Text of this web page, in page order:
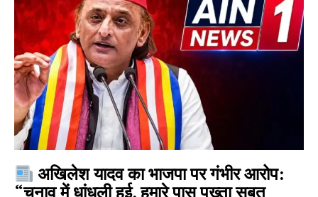
अखिलेश यादव का भाजपा पर गंभीर आरोप:
“चुनाव में धांधली हुई, हमारे पास पुख्ता सबूत